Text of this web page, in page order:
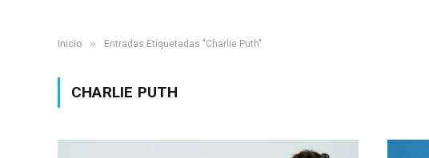
Inicio » Entradas Etiquetadas "Charlie Puth"
CHARLIE PUTH